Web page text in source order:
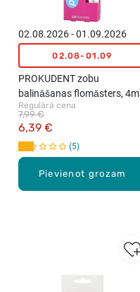
Pievienot grozam
02.08.2026 - 01.09.2026
02.08-01.09
PROKUDENT zobu
balināšanas flomāsters, 4ml
Regulārā cena
6,39 €
7,99 €
5